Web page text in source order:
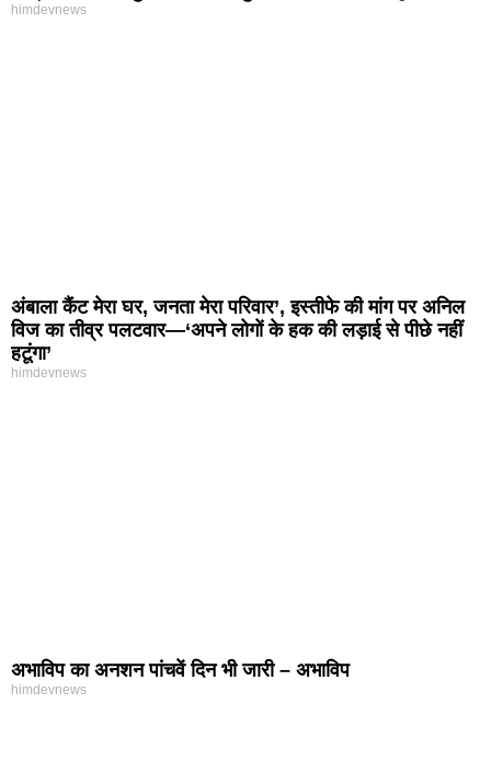
himdevnews
अंबाला कैंट मेरा घर, जनता मेरा परिवार’, इस्तीफे की मांग पर अनिल
विज का तीव्र पलटवार—‘अपने लोगों के हक की लड़ाई से पीछे नहीं
हटूंगा’
himdevnews
अभाविप का अनशन पांचवें दिन भी जारी – अभाविप
himdevnews